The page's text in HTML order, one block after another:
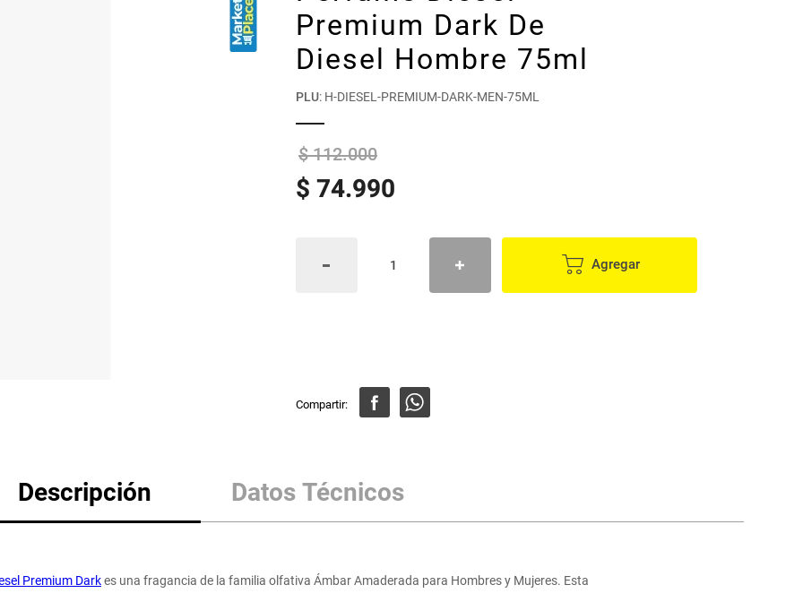
Premium Dark De
Diesel Hombre 75ml
PLU: H-DIESEL-PREMIUM-DARK-MEN-75ML
$ 112.000
$74.990
Agregar
Descripción Datos Técnicos
Premium Darkes una fragancia de la familia olfativa Ámbar Amaderada para Hombres y Mujeres. Esta